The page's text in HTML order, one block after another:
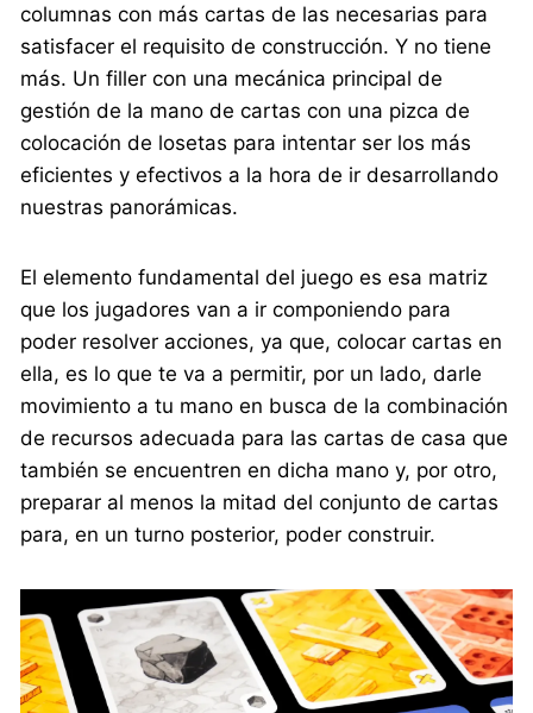
columnas con más cartas de las necesarias para
satisfacer el requisito de construcción. Y no tiene
más. Un filler con una mecánica principal de
gestión de la mano de cartas con una pizca de
colocación de losetas para intentar ser los más
eficientes y efectivos a la hora de ir desarrollando
nuestras panorámicas.
El elemento fundamental del juego es esa matriz
que los jugadores van a ir componiendo para
poder resolver acciones, ya que, colocar cartas en
ella, es lo que te va a permitir, por un lado, darle
movimiento a tu mano en busca de la combinación
de recursos adecuada para las cartas de casa que
también se encuentren en dicha mano y, por otro,
preparar al menos la mitad del conjunto de cartas
para, en un turno posterior, poder construir.